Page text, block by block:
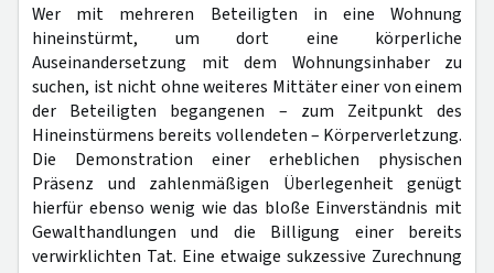
Wer mit mehreren Beteiligten in eine Wohnung
hineinstürmt, um dort eine körperliche
Auseinandersetzung mit dem Wohnungsinhaber zu
suchen, ist nicht ohne weiteres Mittäter einer von einem
der Beteiligten begangenen – zum Zeitpunkt des
Hineinstürmens bereits vollendeten – Körperverletzung.
Die Demonstration einer erheblichen physischen
Präsenz und zahlenmäßigen Überlegenheit genügt
hierfür ebenso wenig wie das bloße Einverständnis mit
Gewalthandlungen und die Billigung einer bereits
verwirklichten Tat. Eine etwaige sukzessive Zurechnung